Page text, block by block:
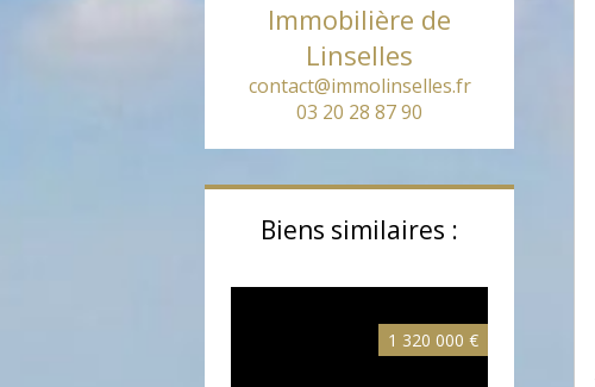
Immobilière de
Linselles
contact@immolinselles.fr
03 20 28 87 90
Biens similaires :
1 320 000 €